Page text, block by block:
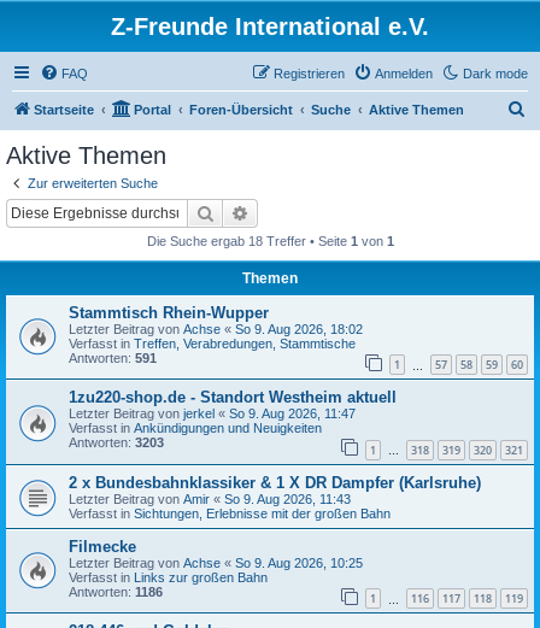
Z-Freunde International e.V.
Dark mode
FAQ Anmelden
Registrieren
Startseite Portal Foren-Übersicht Suche Aktive Themen
Aktive Themen
Zur erweiterten Suche
Suche
Die Suche ergab 18 Treffer • Seite 1 von 1
Themen
Stammtisch Rhein-Wupper
Letzter Beitrag von Achse « So 9. Aug 2026, 18:02
Verfasst in Treffen, Verabredungen, Stammtische
Antworten: 591 1 57 58 59 60
1zu220-shop.de - Standort Westheim aktuell
Letzter Beitrag von jerkel « So 9. Aug 2026, 11:47
Verfasst in Ankündigungen und Neuigkeiten
Antworten: 3203 1 … 318 319 320 321
2 x Bundesbahnklassiker & 1 X DR Dampfer (Karlsruhe)
Letzter Beitrag von Amir « So 9. Aug 2026, 11:43
Verfasst in Sichtungen, Erlebnisse mit der großen Bahn
Filmecke
Letzter Beitrag von Achse « So 9. Aug 2026, 10:25
Verfasst in Links zur großen Bahn
Antworten: 1186 1 116 117 118 119